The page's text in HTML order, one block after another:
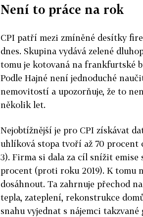
Není to práce na rok
CPI patří mezi zmíněné desítky
dnes. Skupina vydává zelené
tomu je kotovaná na frankfurtské
Podle Hajné není jednoduché
nemovitostí a upozorňuje, že to
několik let.
Nejobtížnější je pro CPI získávat
uhlíková stopa tvoří až 70 procent
3). Firma si dala za cíl snížit
procent (proti roku 2019). K tomu
dosáhnout. Ta zahrnuje přechod
tepla, zateplení, rekonstrukce
snahu vyjednat s nájemci